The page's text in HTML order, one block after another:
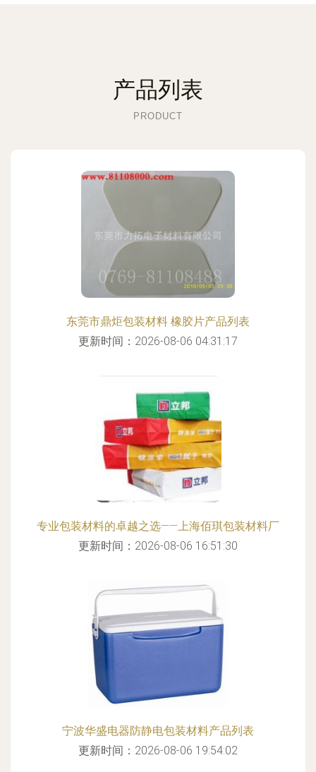
产品列表
PRODUCT
东莞市鼎炬包装材料 橡胶片产品列表
更新时间：2026-08-06 04:31:17
专业包装材料的卓越之选——上海佰琪包装材料厂
更新时间：2026-08-06 16:51:30
宁波华盛电器防静电包装材料产品列表
更新时间：2026-08-06 19:54:02